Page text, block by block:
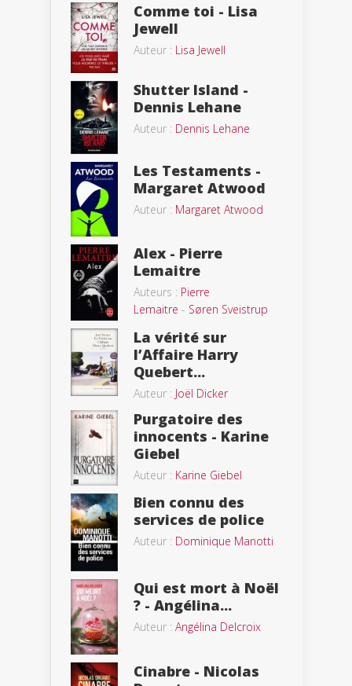
Comme toi - Lisa
Jewell
Auteur : Lisa Jewell
Shutter Island -
Dennis Lehane
Auteur : Dennis Lehane
Les Testaments -
Margaret Atwood
Auteur : Margaret Atwood
Alex - Pierre
Lemaitre
Auteurs : Pierre
Lemaitre - Søren Sveistrup
La vérité sur
l’Affaire Harry
Quebert...
Auteur : Joël Dicker
Purgatoire des
innocents - Karine
Giebel
Auteur : Karine Giebel
Bien connu des
services de police
Auteur : Dominique Manotti
Qui est mort à Noël
? - Angélina...
Auteur : Angélina Delcroix
Cinabre - Nicolas